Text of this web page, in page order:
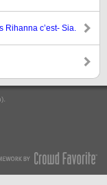
Rihanna c’est- Sia.
.